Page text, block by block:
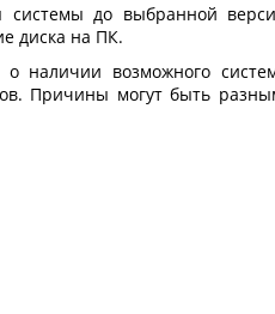
системы до выбранной
диска на ПК.
наличии возможного
Причины могут быть